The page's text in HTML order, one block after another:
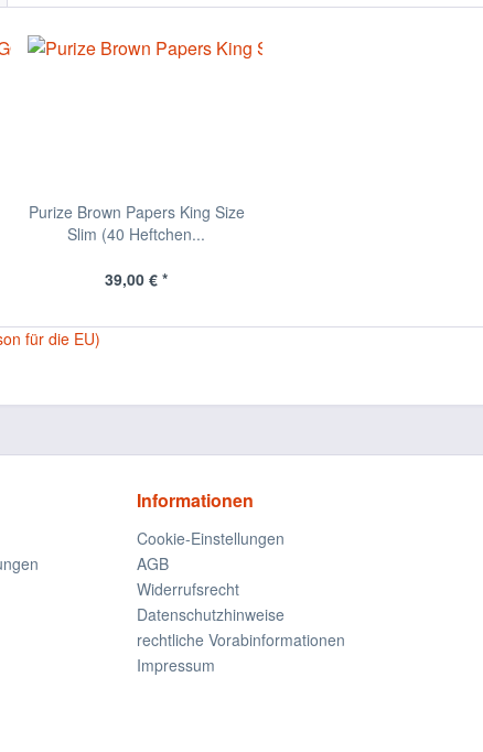
Purize Brown Papers King Size
Slim (40 Heftchen...
39,00 € *
für die EU)
Informationen
Cookie-Einstellungen
AGB
Widerrufsrecht
Datenschutzhinweise
rechtliche Vorabinformationen
Impressum